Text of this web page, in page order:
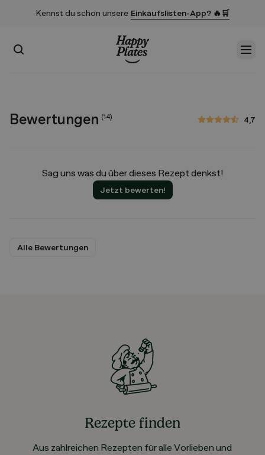
Kennst du schon unsere Einkaufslisten-App? 🔥🛒
Suchen
Bewertungen (14) 4,7
4,7 von 5 Sternen
Sag uns was du über dieses Rezept denkst!
Jetzt bewerten!
Alle Bewertungen
Rezepte finden
Aus zahlreichen Rezepten für alle Vorlieben und